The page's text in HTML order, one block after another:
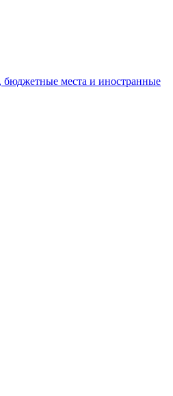
места и иностранные